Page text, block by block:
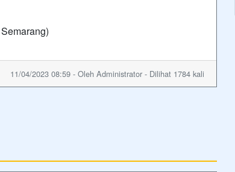
11/04/2023 08:59 - Oleh Administrator - Dilihat 1784 kali